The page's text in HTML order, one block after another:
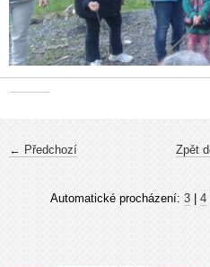
← Předchozí Zpět
Automatické procházení: 3 4